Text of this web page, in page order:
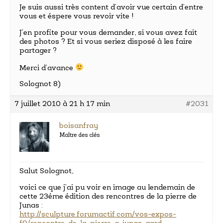
Je suis aussi très content d’avoir vue certain d’entre
vous et éspere vous revoir vite !
J’en profite pour vous demander, si vous avez fait
des photos ? Et si vous seriez disposé à les faire
partager ?
Merci d’avance
Solognot 8)
7 juillet 2010 à 21 h 17 min #2031
boisanfray
Maître des clés
Salut Solognot,
voici ce que j’ai pu voir en image au lendemain de
cette 23éme édition des rencontres de la pierre de
Junas :
http://sculpture.forumactif.com/vos-expos-